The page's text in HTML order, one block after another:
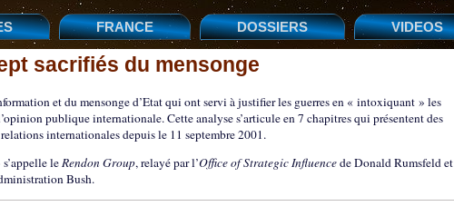
FRANCE DOSSIERS VIDEOS
sacrifiés du mensonge
et du mensonge d’Etat qui ont servi à justifier les guerres en « intoxiquant » les
publique internationale. Cette analyse s’articule en 7 chapitres qui présentent des
internationales depuis le 11 septembre 2001.
leRendon Group, relayé par l’Office of Strategic Influencede Donald Rumsfeld et
Bush.